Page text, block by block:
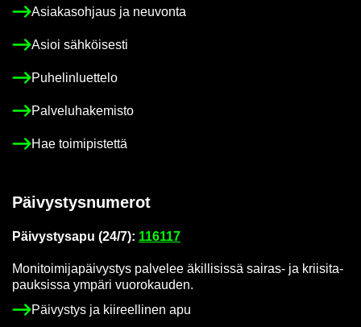
Asia­kas­oh­jaus ja neu­von­ta
Asioi säh­köi­ses­ti
Pu­he­lin­luet­te­lo
Pal­ve­lu­ha­ke­mis­to
Hae toi­mi­pis­tet­tä
Päi­vys­tys­nu­me­rot
Päi­vys­tys­a­pu (24/7): 116117
Mo­ni­toi­mi­ja­päi­vys­tys pal­ve­lee äkil­li­sis­sä sairas-​ ja krii­si­ta­
pauk­sis­sa ym­pä­ri vuo­ro­kau­den.
Päi­vys­tys ja kii­reel­li­nen apu